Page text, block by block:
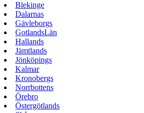
Blekinge
Dalarnas
Gävleborgs
GotlandsLän
Hallands
Jämtlands
Jönköpings
Kalmar
Kronobergs
Norrbottens
Örebro
Östergötlands